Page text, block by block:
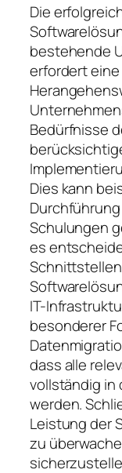
Die
bestehende
erfordert
Bedürfnisse
Dies kann
Schulungen
es
IT-
besonderer
dass alle
vollständig in
werden.
Leistung der
zu